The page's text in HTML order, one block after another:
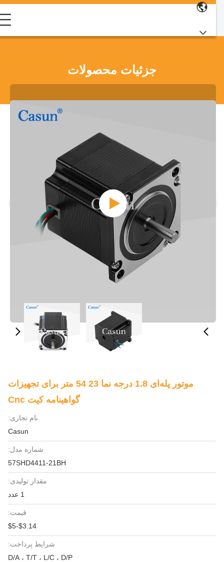
جزئیات محصولات
موتور پله‌ای 1.8 درجه نما 23 54 متر برای تجهیزات
گواهینامه کیت Cnc
نام تجاری:
Casun
شماره مدل:
57SHD4411-21BH
مقدار تولیدی:
قیمت:
$3.14-$5
شرایط پرداخت:
D/A ، T/T ، L/C ، D/P